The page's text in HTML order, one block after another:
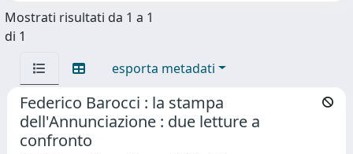
Mostrati risultati da 1 a 1
di 1
esporta metadati
Federico Barocci : la stampa
dell'Annunciazione : due letture a
confronto